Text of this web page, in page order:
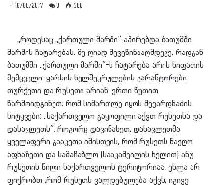
16/08/2017 0 500
,,როდესაც ,,ქართული მარში” აპირებდა ბათუმში
მარშის ჩატარებას, მე ღიად შევეწინააღმდეგე, რადგან
ბათუმში ,,ქართული მარში”-ს ჩატარება არის ხიფათის
შემცველი. ყარსის ხელშეკრულების გარანტორები
თურქეთი და რუსეთი არიან. ერთი წუთით
წარმოიდგინეთ, რომ სიმართლე იყოს შევარდნაძის
სიტყვები: ,,საქართველო გაყოფილი აქვთ რუსეთსა და
დასავლეთს”. როგორც დავინახეთ, დასავლეთმა
ყველაფერი გააკეთა იმისთვის, რომ რუსეთს წაეღო
აფხაზეთი და სამაჩაბლო (სააკაშვილის ხელით) ანუ
რუსეთის წილი საქართველოს ტერიტორიაა. ეხლა არ
ფიქრობთ ,რომ რუსეთს ვალდებულება აქვს, იგივე